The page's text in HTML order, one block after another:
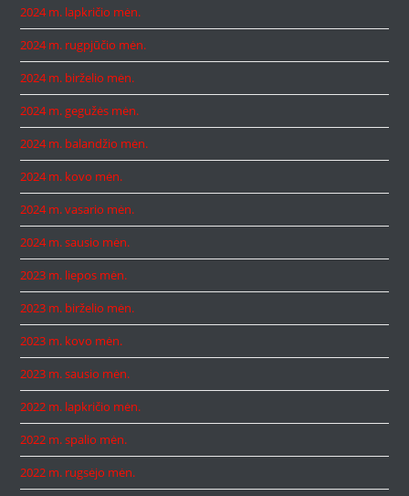
2024 m. lapkričio mėn.
2024 m. rugpjūčio mėn.
2024 m. birželio mėn.
2024 m. gegužės mėn.
2024 m. balandžio mėn.
2024 m. kovo mėn.
2024 m. vasario mėn.
2024 m. sausio mėn.
2023 m. liepos mėn.
2023 m. birželio mėn.
2023 m. kovo mėn.
2023 m. sausio mėn.
2022 m. lapkričio mėn.
2022 m. spalio mėn.
2022 m. rugsėjo mėn.